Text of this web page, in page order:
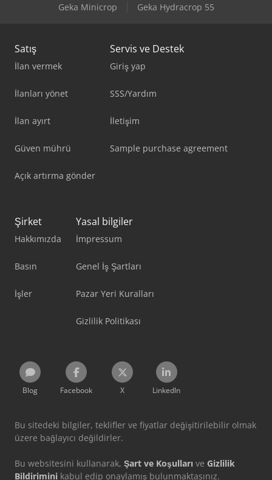
Geka Minicrop
Geka Hydracrop 55
Satış
İlan vermek
İlanları yönet
İlan ayırt
Güven mührü
Açık artırma gönder
Servis ve Destek
Giriş yap
SSS/Yardım
İletişim
Sample purchase agreement
Şirket
Hakkımızda
Basın
İşler
Yasal bilgiler
İmpressum
Genel İş Şartları
Pazar Yeri Kuralları
Gizlilik Politikası
Blog Facebook X LinkedIn
Bu sitedeki bilgiler, teklifler ve fiyatlar değişitirilebilir olmak
üzere bağlayıcı değildirler.
Bu websitesini kullanarak, Şart ve Koşulları ve Gizlilik
Bildirimini kabul edip onaylamış bulunmaktasınız.